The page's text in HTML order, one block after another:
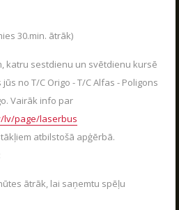
30.min. ātrāk)
katru sestdienu un svētdienu kursē
no T/C Origo - T/C Alfas - Poligons
Vairāk info par
lv/page/laserbus
atbilstošā apģērbā.
ātrāk, lai saņemtu spēļu
lāzertaga spēles
Cenas
pasākumi
kartes
scenāriji
"Poligon 1" Siguldā.
AIZVĒRT